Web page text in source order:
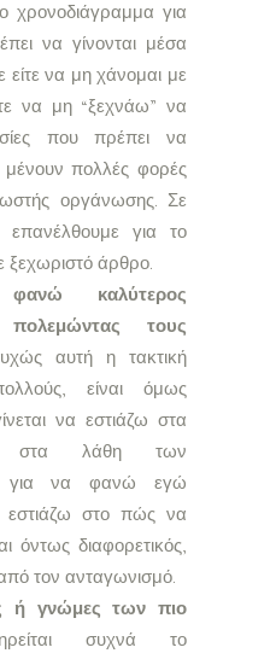
χρονοδιάγραμμα για
να γίνονται μέσα
να μη χάνομαι με
να μη “ξεχνάω” να
που πρέπει να
μένουν πολλές φορές
οργάνωσης. Σε
για το
ξεχωριστό άρθρο.
καλύτερος
τους
αυτή η τακτική
είναι όμως
να εστιάζω στα
στα λάθη των
για να φανώ εγώ
εστιάζω στο πώς να
όντως διαφορετικός,
τον ανταγωνισμό.
ή γνώμες των πιο
συχνά το